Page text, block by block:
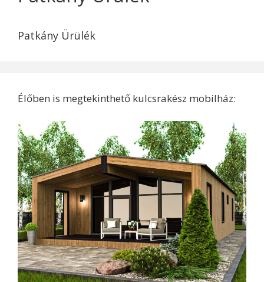
Patkány Ürülék
Élőben is megtekinthető kulcsrakész mobilház: